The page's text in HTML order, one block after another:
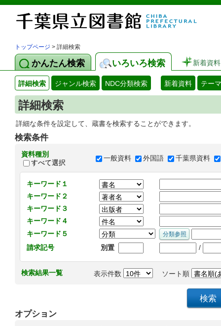
トップページ > 詳細検索
かんたん検索 いろいろ検索 新着資料
詳細検索 ジャンル検索 NDC分類検索 新着資料 テー
詳細検索
詳細な条件を設定して、蔵書を検索することができます。
検索条件
資料種別
すべて選択
一般資料 外国語 千葉県資料
キーワード１
キーワード２
キーワード３
キーワード４
キーワード５
請求記号
別置 /
検索結果一覧 表示件数 ソート順
オプション